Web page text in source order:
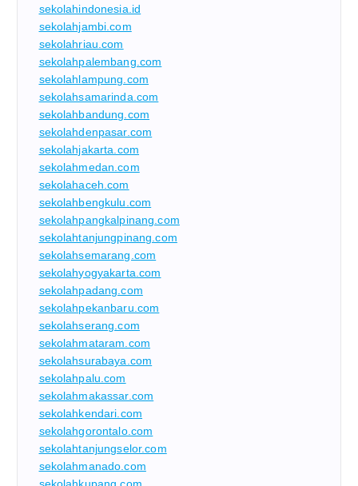
sekolahindonesia.id
sekolahjambi.com
sekolahriau.com
sekolahpalembang.com
sekolahlampung.com
sekolahsamarinda.com
sekolahbandung.com
sekolahdenpasar.com
sekolahjakarta.com
sekolahmedan.com
sekolahaceh.com
sekolahbengkulu.com
sekolahpangkalpinang.com
sekolahtanjungpinang.com
sekolahsemarang.com
sekolahyogyakarta.com
sekolahpadang.com
sekolahpekanbaru.com
sekolahserang.com
sekolahmataram.com
sekolahsurabaya.com
sekolahpalu.com
sekolahmakassar.com
sekolahkendari.com
sekolahgorontalo.com
sekolahtanjungselor.com
sekolahmanado.com
sekolahkupang.com